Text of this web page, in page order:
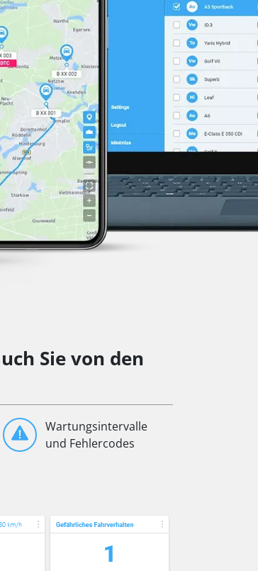
Sie von den
Wartungsintervalle
und Fehlercodes